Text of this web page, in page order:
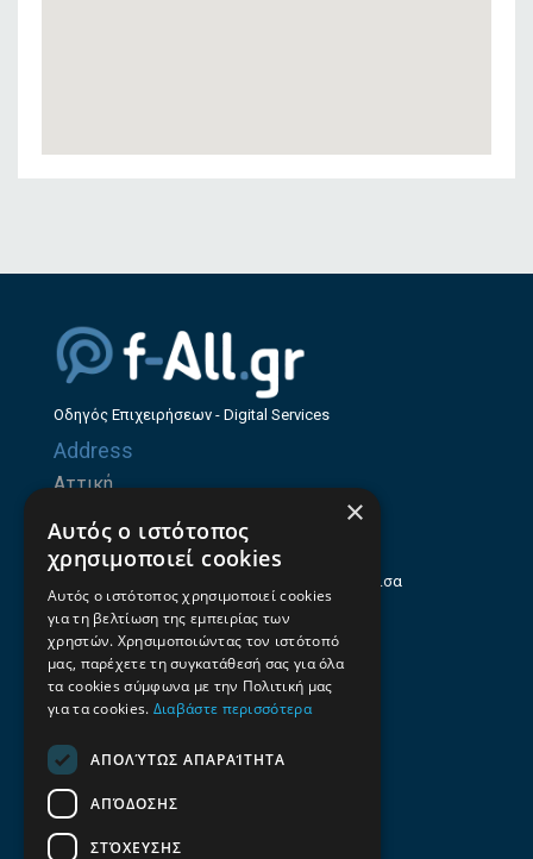
Οδηγός Επιχειρήσεων - Digital Services
Address
Αττική
Θεσσαλία
Ηρώων Πολυτεχνείου 214 (1ος Όροφος), Λάρισα
Επαγγελματικός οδηγός Λάρισας
Emails
Contacts
+30 2106100088
+30 2410533884
×
Αυτός ο ιστότοπος
χρησιμοποιεί cookies
Αυτός ο ιστότοπος χρησιμοποιεί cookies
για τη βελτίωση της εμπειρίας των
χρηστών. Χρησιμοποιώντας τον ιστότοπό
μας, παρέχετε τη συγκατάθεσή σας για όλα
τα cookies σύμφωνα με την Πολιτική μας
για τα cookies. Διαβάστε περισσότερα
ΑΠΟΛΎΤΩΣ ΑΠΑΡΑΊΤΗΤΑ
ΑΠΌΔΟΣΗΣ
ΣΤΌΧΕΥΣΗΣ